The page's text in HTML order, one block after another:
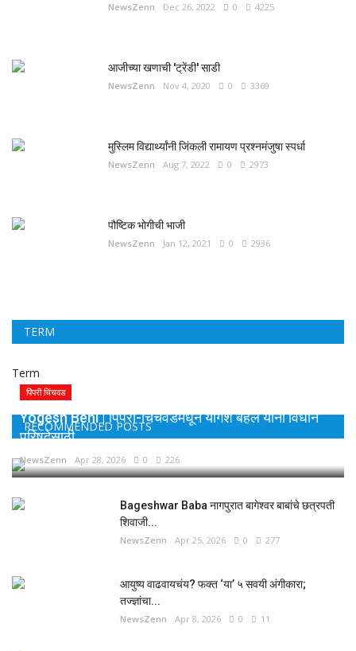
NewsZenn Dec 26, 2022 0 4225
आजीच्या खणाची 'ट्रेंडी' साडी
NewsZenn Nov 4, 2020 0 3369
मुस्लिम विद्यार्थ्यांनी जिंकली रामायण प्रश्नमंजुषा स्पर्धा
NewsZenn Aug 7, 2022 0 2973
पौष्टिक भोगीची भाजी
NewsZenn Jan 12, 2021 0 2936
TERM
Term
RECOMMENDED POSTS
पिंपरी चिंचवड
Yogesh Behl | पिंपरी-चिंचवडमधून योगेश बहल यांना विधान
परिषदेसाठी...
NewsZenn Apr 28, 2026 0 226
Bageshwar Baba नागपुरात बागेश्वर बाबांचे छत्रपती
शिवाजी...
NewsZenn Apr 25, 2026 0 277
आयुष्य वाढवायचंय? फक्त ‘या’ ५ सवयी अंगीकारा;
तज्ज्ञांचा...
NewsZenn Apr 8, 2026 0 11